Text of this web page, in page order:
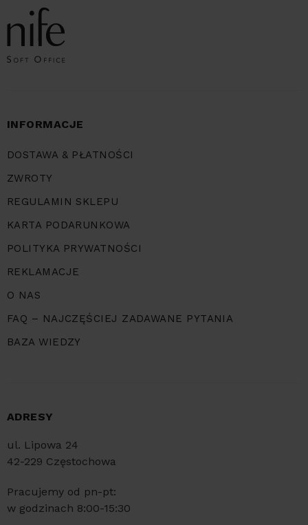
INFORMACJE
DOSTAWA & PŁATNOŚCI
ZWROTY
REGULAMIN SKLEPU
KARTA PODARUNKOWA
POLITYKA PRYWATNOŚCI
REKLAMACJE
O NAS
FAQ – NAJCZĘŚCIEJ ZADAWANE PYTANIA
BAZA WIEDZY
ADRESY
ul. Lipowa 24
42-229 Częstochowa
Pracujemy od pn-pt:
w godzinach 8:00-15:30